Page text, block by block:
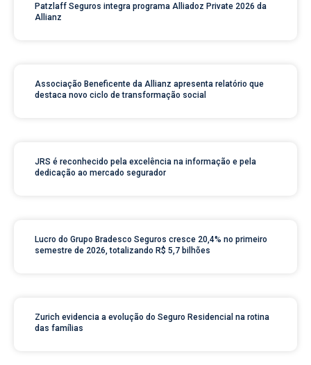
Patzlaff Seguros integra programa Alliadoz Private 2026 da
Allianz
Associação Beneficente da Allianz apresenta relatório que
destaca novo ciclo de transformação social
JRS é reconhecido pela excelência na informação e pela
dedicação ao mercado segurador
Lucro do Grupo Bradesco Seguros cresce 20,4% no primeiro
semestre de 2026, totalizando R$ 5,7 bilhões
Zurich evidencia a evolução do Seguro Residencial na rotina
das famílias